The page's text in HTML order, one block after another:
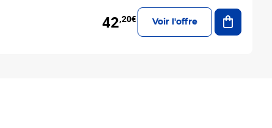
42,20€ Voir l'offre
Ajouter